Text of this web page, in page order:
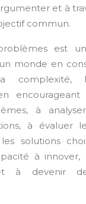
et à
commun.
est
monde en
complexité,
en
à
à évaluer
solutions
à innover,
à devenir